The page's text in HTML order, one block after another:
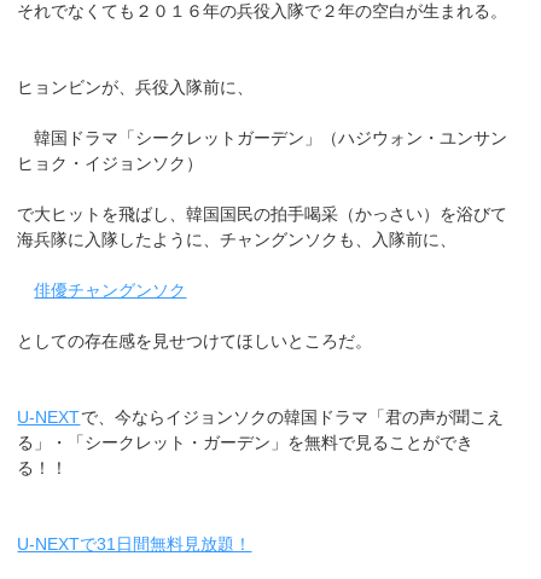
それでなくても２０１６年の兵役入隊で２年の空白が生まれる。
ヒョンビンが、兵役入隊前に、
韓国ドラマ「シークレットガーデン」（ハジウォン・ユンサン
ヒョク・イジョンソク）
で大ヒットを飛ばし、韓国国民の拍手喝采（かっさい）を浴びて
海兵隊に入隊したように、チャングンソクも、入隊前に、
俳優チャングンソク
としての存在感を見せつけてほしいところだ。
U-NEXTで、今ならイジョンソクの韓国ドラマ「君の声が聞こえ
る」・「シークレット・ガーデン」を無料で見ることができ
る！！
U-NEXTで31日間無料見放題！